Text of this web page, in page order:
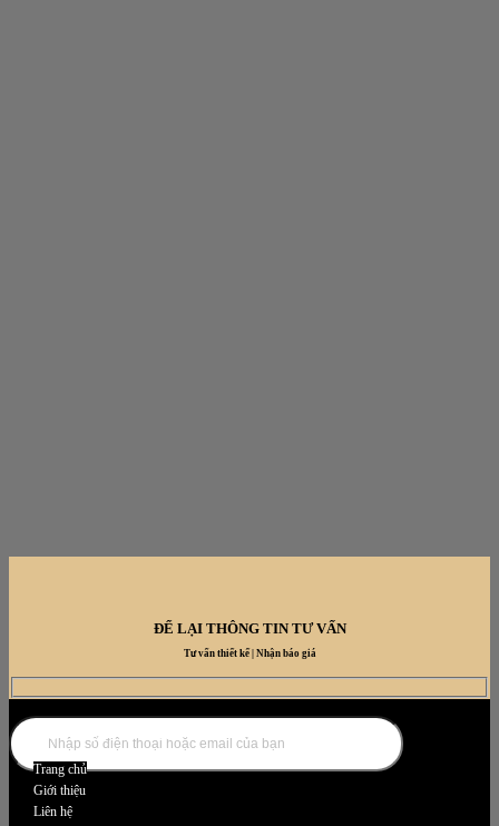
ĐỂ LẠI THÔNG TIN TƯ VẤN
Tư vấn thiết kế | Nhận báo giá
DANH MỤC NỘI THẤT
Trang chủ
Giới thiệu
Liên hệ